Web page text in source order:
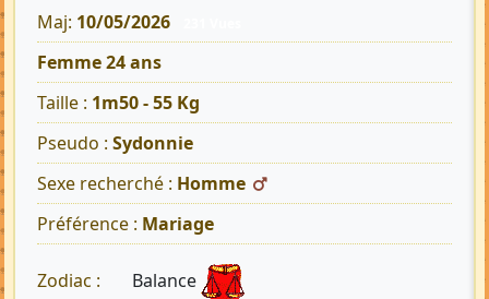
Maj: 10/05/2026
Femme 24 ans
Taille : 1m50 - 55 Kg
Pseudo : Sydonnie
Sexe recherché : Homme
Préférence : Mariage
Zodiac : Balance